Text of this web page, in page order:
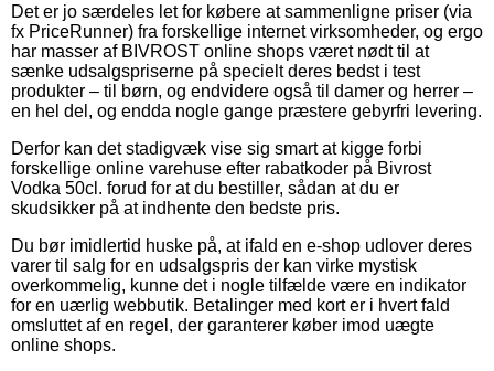
Det er jo særdeles let for købere at sammenligne priser (via
fx PriceRunner) fra forskellige internet virksomheder, og ergo
har masser af BIVROST online shops været nødt til at
sænke udsalgspriserne på specielt deres bedst i test
produkter – til børn, og endvidere også til damer og herrer –
en hel del, og endda nogle gange præstere gebyrfri levering.
Derfor kan det stadigvæk vise sig smart at kigge forbi
forskellige online varehuse efter rabatkoder på Bivrost
Vodka 50cl. forud for at du bestiller, sådan at du er
skudsikker på at indhente den bedste pris.
Du bør imidlertid huske på, at ifald en e-shop udlover deres
varer til salg for en udsalgspris der kan virke mystisk
overkommelig, kunne det i nogle tilfælde være en indikator
for en uærlig webbutik. Betalinger med kort er i hvert fald
omsluttet af en regel, der garanterer køber imod uægte
online shops.